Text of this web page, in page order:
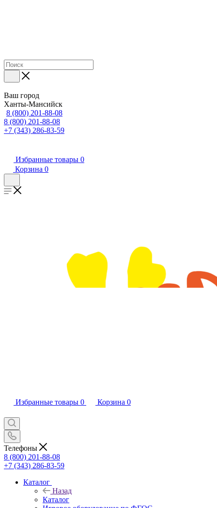
Ваш город
Ханты-Мансийск
8 (800) 201-88-08
8 (800) 201-88-08
+7 (343) 286-83-59
Избранные товары 0
Корзина 0
Избранные товары 0 Корзина 0
Телефоны
8 (800) 201-88-08
+7 (343) 286-83-59
Каталог
Назад
Каталог